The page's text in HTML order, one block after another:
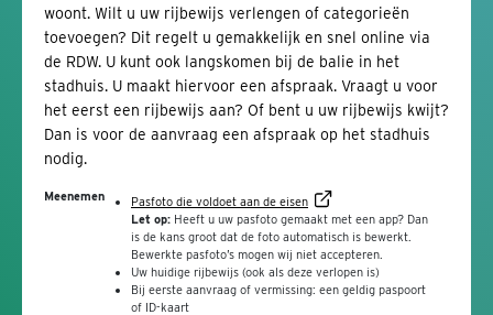
woont. Wilt u uw rijbewijs verlengen of categorieën
toevoegen? Dit regelt u gemakkelijk en snel online via
de RDW. U kunt ook langskomen bij de balie in het
stadhuis. U maakt hiervoor een afspraak. Vraagt u voor
het eerst een rijbewijs aan? Of bent u uw rijbewijs kwijt?
Dan is voor de aanvraag een afspraak op het stadhuis
nodig.
Meenemen
Pasfoto die voldoet aan de eisen
Let op: Heeft u uw pasfoto gemaakt met een app? Dan
is de kans groot dat de foto automatisch is bewerkt.
Bewerkte pasfoto’s mogen wij niet accepteren.
Uw huidige rijbewijs (ook als deze verlopen is)
Bij eerste aanvraag of vermissing: een geldig paspoort
of ID-kaart